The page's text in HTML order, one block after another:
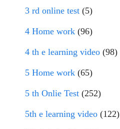
3 rd online test (5)
4 Home work (96)
4 th e learning video (98)
5 Home work (65)
5 th Onlie Test (252)
5th e learning video (122)